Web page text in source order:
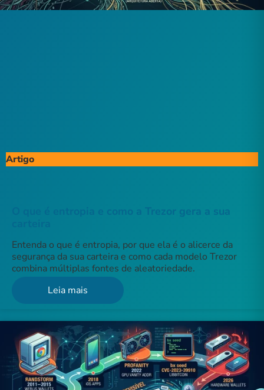
Artigo
O que é entropia e como a Trezor gera a sua
Entenda o que é entropia, por que ela é o alicerce da
segurança da sua carteira e como cada modelo Trezor
combina múltiplas fontes de aleatoriedade.
Leia mais